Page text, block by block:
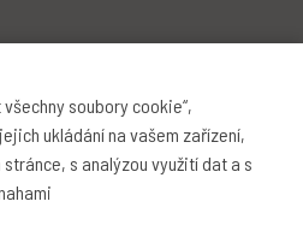
soubory cookie“,
ukládání na vašem zařízení,
s analýzou využití dat a s